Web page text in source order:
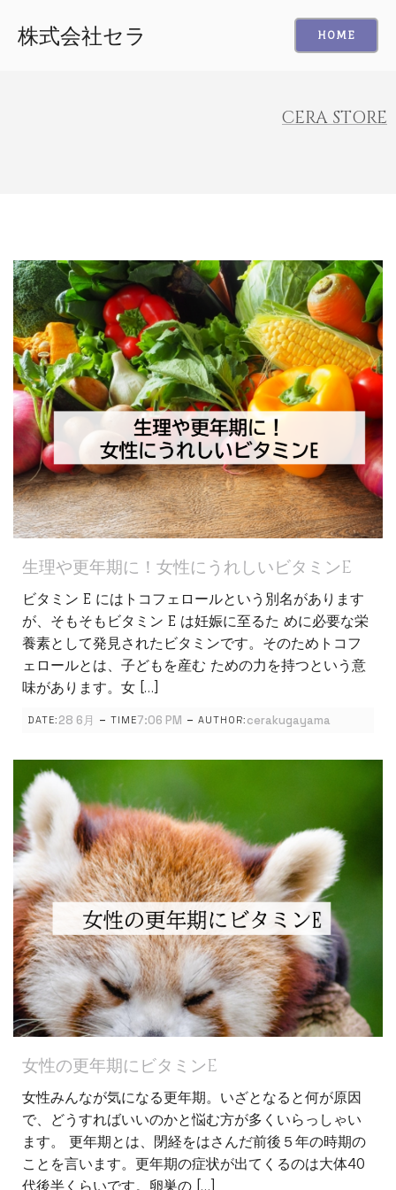
株式会社セラ HOME
CERA STORE
生理や更年期に！女性にうれしいビタミンE
ビタミン E にはトコフェロールという別名があります
が、そもそもビタミン E は妊娠に至るた めに必要な栄
養素として発見されたビタミンです。そのためトコフ
ェロールとは、子どもを産む ための力を持つという意
味があります。女 […]
DATE: 28 6月 - TIME7:06 PM - AUTHOR: cerakugayama
女性の更年期にビタミンE
女性みんなが気になる更年期。いざとなると何が原因
で、どうすればいいのかと悩む方が多くいらっしゃい
ます。 更年期とは、閉経をはさんだ前後５年の時期の
ことを言います。更年期の症状が出てくるのは大体40
代後半くらいです。卵巣の […]